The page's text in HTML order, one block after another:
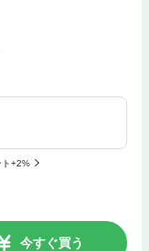
ト+2%
今すぐ買う